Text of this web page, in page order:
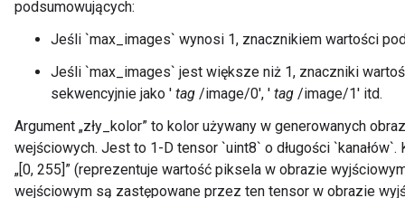
podsumowujących:
Jeśli `max_images` wynosi 1, znacznikiem wartości
Jeśli `max_images` jest większe niż 1, znaczniki
sekwencyjnie jako ' tag /image/0', ' tag /image/1' itd.
Argument „zły_kolor” to kolor używany w generowanych
wejściowych. Jest to 1-D tensor `uint8` o długości
„[0, 255]” (reprezentuje wartość piksela w obrazie
wejściowym są zastępowane przez ten tensor w obrazie